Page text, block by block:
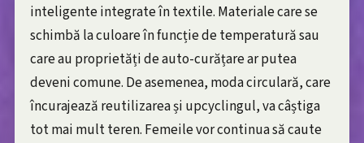
inteligente integrate în textile. Materiale care se
schimbă la culoare în funcție de temperatură sau
care au proprietăți de auto-curățare ar putea
deveni comune. De asemenea, moda circulară, care
încurajează reutilizarea și upcyclingul, va câștiga
tot mai mult teren. Femeile vor continua să caute